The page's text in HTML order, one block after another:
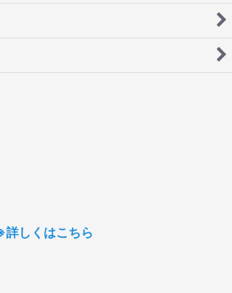
詳しくはこちら